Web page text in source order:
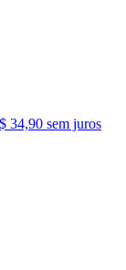
34,90 sem juros